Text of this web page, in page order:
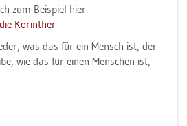
zum Bei­spiel hier:
Ko­rin­ther
was das für ein Mensch ist, der
wie das für einen Men­schen ist,